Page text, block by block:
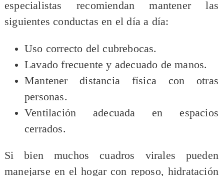
especialistas recomiendan mantener las
siguientes conductas en el día a día:
Uso correcto del cubrebocas.
Lavado frecuente y adecuado de manos.
Mantener distancia física con otras
personas.
Ventilación adecuada en espacios
cerrados.
Si bien muchos cuadros virales pueden
manejarse en el hogar con reposo, hidratación